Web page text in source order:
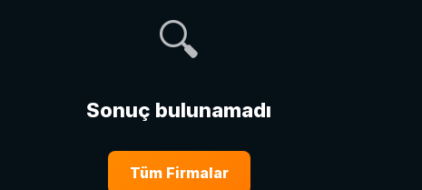
🔍
Sonuç bulunamadı
Tüm Firmalar